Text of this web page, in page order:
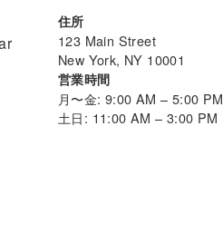
住所
123 Main Street
New York, NY 10001
営業時間
月〜金: 9:00 AM – 5:00 PM
土日: 11:00 AM – 3:00 PM